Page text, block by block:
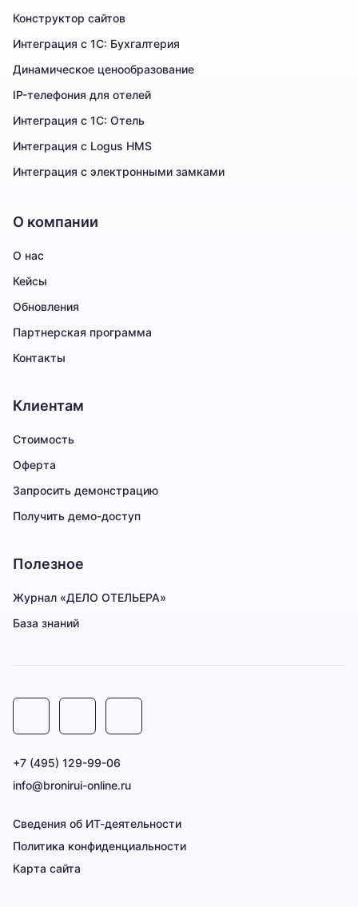
Конструктор сайтов
Интеграция с 1С: Бухгалтерия
Динамическое ценообразование
IP-телефония для отелей
Интеграция с 1С: Отель
Интеграция с Logus HMS
Интеграция с электронными замками
О компании
О нас
Кейсы
Обновления
Партнерская программа
Контакты
Клиентам
Стоимость
Оферта
Запросить демонстрацию
Получить демо-доступ
Полезное
Журнал «ДЕЛО ОТЕЛЬЕРА»
База знаний
+7 (495) 129-99-06
info@bronirui-online.ru
Сведения об ИТ-деятельности
Политика конфиденциальности
Карта сайта